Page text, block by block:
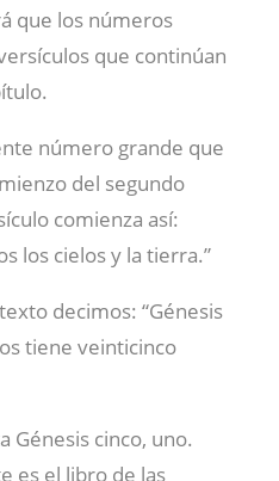
que los números
que continúan
número grande que
del segundo
comienza así:
los cielos y la tierra.”
decimos: “Génesis
tiene veinticinco
Génesis cinco, uno.
es el libro de las